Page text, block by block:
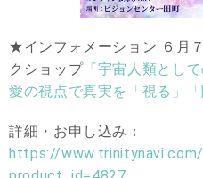
★インフォメーション ６月
クショップ『宇宙人類とし
愛の視点で真実を「視る」「
詳細・お申し込み：
https://